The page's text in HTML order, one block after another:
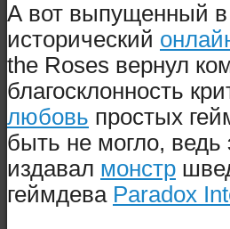
А вот выпущенный в
исторический
the Roses вернул
благосклонность
любовь простых
быть не могло, ведь
издавал монстр
геймдева Paradox